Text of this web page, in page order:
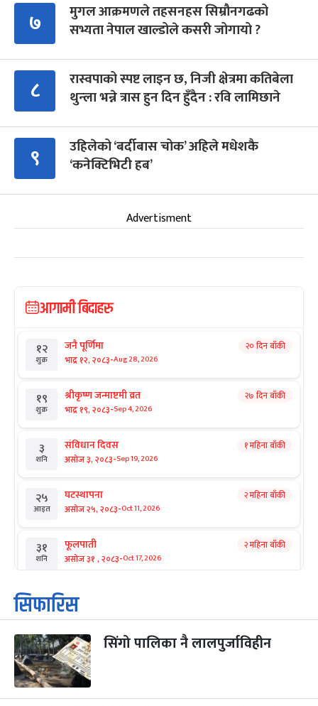
७
मुगल आक्रमणले तहसनहस सिम्रौनगढको
सभ्यता नेपाल खाल्डोले कसरी जोगायो ?
८
रास्वपाको स्पष्ट लाइन छ, निजी क्षेत्रमा कतिबेला
थुन्ला भन्ने त्रास हुन दिन हुँदैन : रवि लामिछाने
९
उहिलेको ‘बर्दीबास चोक’ अहिले मधेशकै
‘कनेक्टिभिटी हब’
Advertisment
आगामी बिदाहरु
१२
शुक्र
जनै पूर्णिमा
भाद्र १२, २०८३-Aug 28, 2026
२० दिन बाँकी
१९
शुक्र
श्रीकृष्ण जन्माष्टमी व्रत
भाद्र १९, २०८३-Sep 4, 2026
२७ दिन बाँकी
३
शनि
संविधान दिवस
असोज ३, २०८३-Sep 19, 2026
१ महिना बाँकी
२५
आइत
घटस्थापना
असोज २५, २०८३-Oct 11, 2026
२ महिना बाँकी
३१
शनि
फूलपाती
असोज ३१ , २०८३-Oct 17, 2026
२ महिना बाँकी
१
आइत
कार्तिक सङ्क्रान्ति
कार्तिक १, २०८३
३
मंगल
महानवमी
कार्तिक ३, २०८३
२ महिना बाँकी
४
सिफारिस
सिंगो पालिका नै लालपुर्जाविहीन